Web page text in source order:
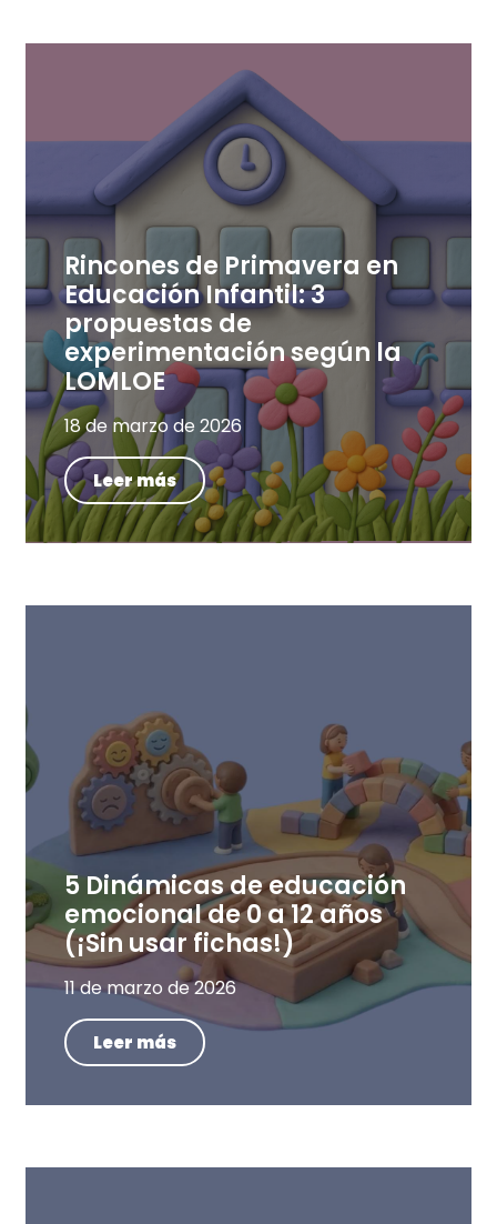
Rincones de Primavera en
Educación Infantil: 3
propuestas de
experimentación según la
LOMLOE
18 de marzo de 2026
Leer más
5 Dinámicas de educación
emocional de 0 a 12 años
(¡Sin usar fichas!)
11 de marzo de 2026
Leer más